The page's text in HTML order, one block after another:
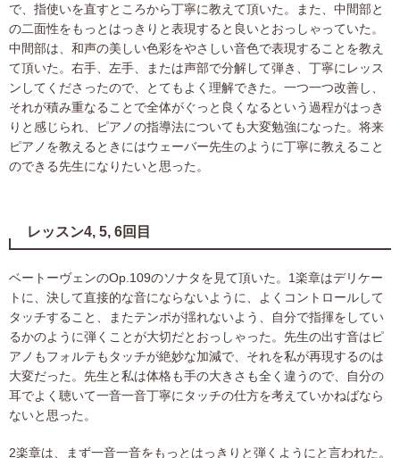
で、指使いを直すところから丁寧に教えて頂いた。また、中間部と
の二面性をもっとはっきりと表現すると良いとおっしゃっていた。
中間部は、和声の美しい色彩をやさしい音色で表現することを教え
て頂いた。右手、左手、または声部で分解して弾き、丁寧にレッス
ンしてくださったので、とてもよく理解できた。一つ一つ改善し、
それが積み重なることで全体がぐっと良くなるという過程がはっき
りと感じられ、ピアノの指導法についても大変勉強になった。将来
ピアノを教えるときにはウェーバー先生のように丁寧に教えること
のできる先生になりたいと思った。
レッスン4, 5, 6回目
ベートーヴェンのOp.109のソナタを見て頂いた。1楽章はデリケー
トに、決して直接的な音にならないように、よくコントロールして
タッチすること、またテンポが揺れないよう、自分で指揮をしてい
るかのように弾くことが大切だとおっしゃった。先生の出す音はピ
アノもフォルテもタッチが絶妙な加減で、それを私が再現するのは
大変だった。先生と私は体格も手の大きさも全く違うので、自分の
耳でよく聴いて一音一音丁寧にタッチの仕方を考えていかねばなら
ないと思った。
2楽章は、まず一音一音をもっとはっきりと弾くようにと言われた。